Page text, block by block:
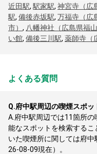
近田駅, 駅家駅, 神宮寺（広
駅, 備後赤坂駅, 万福寺（広
市） , 八幡神社（広島県福
い館, 備後三川駅, 薬師寺（
よくある質問
Q.府中駅周辺の喫煙スポ
A. 府中駅周辺では11箇所
能なスポットを検索する
いた喫煙所に関しては府
26-08-09現在）。